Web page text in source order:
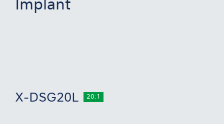
Implant
X-DSG20L 20:1